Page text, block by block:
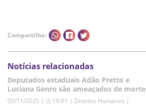
Compartilhe:
Notícias relacionadas
Deputados estaduais Adão Pretto e
Luciana Genro são ameaçados de morte
05/11/2025 | ◷ 19:01 | Direitos Humanos |